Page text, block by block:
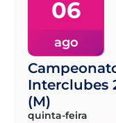
06
ago
Interclubes
(M)
quinta-feira